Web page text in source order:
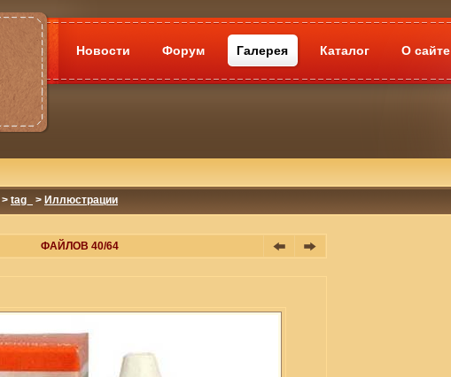
Новости Форум Галерея Каталог О сайте
> tag_ > Иллюстрации
ФАЙЛОВ 40/64